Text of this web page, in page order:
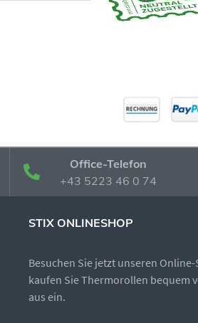
Office-Telefon
+43 5223 46 0 74
STIX ONLINESHOP
Besuchen Sie jetzt unseren
kaufen Sie Thermorollen bequem
aus ein.